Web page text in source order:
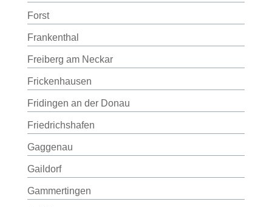
Forst
Frankenthal
Freiberg am Neckar
Frickenhausen
Fridingen an der Donau
Friedrichshafen
Gaggenau
Gaildorf
Gammertingen